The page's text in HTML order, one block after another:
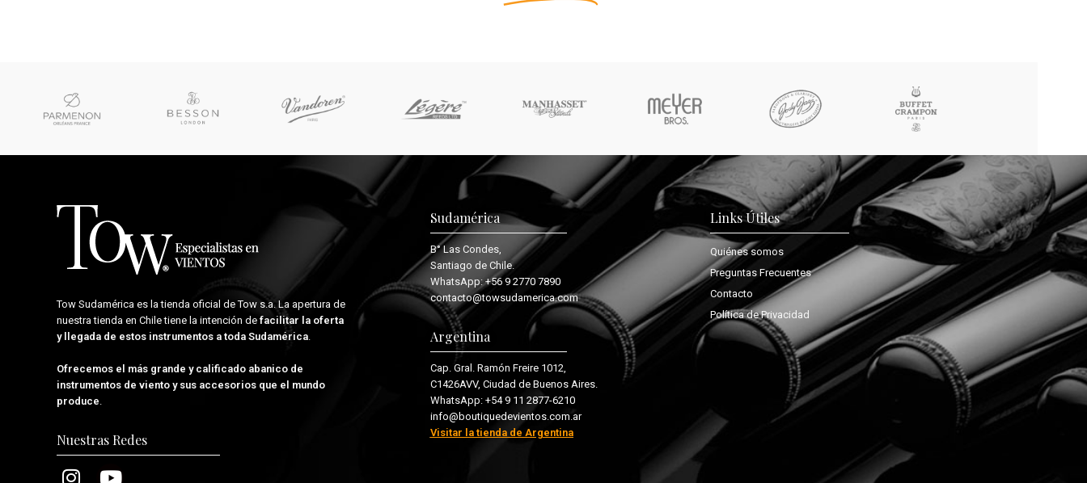
Tow Sudamérica es la tienda oficial deTow s.a. La apertura de
nuestra tienda en Chile tiene la intención de facilitar la oferta
y llegada de estos instrumentos a toda Sudamérica.
Ofrecemos el más grande y calificado abanico de
instrumentos de viento y sus accesorios que el mundo
produce.
Nuestras Redes
Sudamérica
B° Las Condes,
Santiago de Chile.
WhatsApp: +56 9 2770 7890
contacto@towsudamerica.com
Argentina
Cap. Gral. Ramón Freire 1012,
C1426AVV, Ciudad de Buenos Aires.
WhatsApp: +54 9 11 2877-6210
info@boutiquedevientos.com.ar
Visitar la tienda de Argentina
Links Útiles
Quiénes somos
Preguntas Frecuentes
Contacto
Política de Privacidad